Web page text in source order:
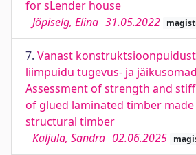
for sLender house
Jõpiselg, Elina 31.05.2022
7. Vanast
liimpuidu tugevus- ja
Assessment of strength and
of glued laminated timber
structural timber
Kaljula, Sandra 02.06.2025